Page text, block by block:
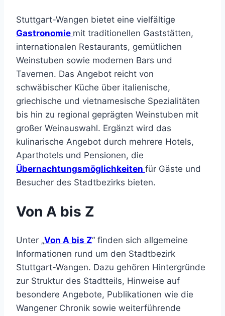
Stuttgart-Wangen bietet eine vielfältige
Gastronomie mit traditionellen Gaststätten,
internationalen Restaurants, gemütlichen
Weinstuben sowie modernen Bars und
Tavernen. Das Angebot reicht von
schwäbischer Küche über italienische,
griechische und vietnamesische Spezialitäten
bis hin zu regional geprägten Weinstuben mit
großer Weinauswahl. Ergänzt wird das
kulinarische Angebot durch mehrere Hotels,
Aparthotels und Pensionen, die
Übernachtungsmöglichkeiten für Gäste und
Besucher des Stadtbezirks bieten.
Von A bis Z
Unter „Von A bis Z“ finden sich allgemeine
Informationen rund um den Stadtbezirk
Stuttgart-Wangen. Dazu gehören Hintergründe
zur Struktur des Stadtteils, Hinweise auf
besondere Angebote, Publikationen wie die
Wangener Chronik sowie weiterführende